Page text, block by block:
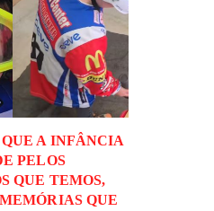
A INFÂNCIA
PELOS
QUE TEMOS,
QUE